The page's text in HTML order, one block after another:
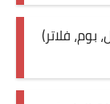
بوم، فلاتر)